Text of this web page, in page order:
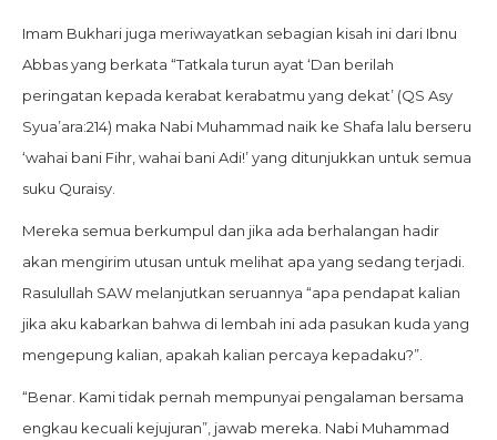
Imam Bukhari juga meriwayatkan sebagian kisah ini dari Ibnu
Abbas yang berkata “Tatkala turun ayat ‘Dan berilah
peringatan kepada kerabat kerabatmu yang dekat’ (QS Asy
Syua’ara:214) maka Nabi Muhammad naik ke Shafa lalu berseru
‘wahai bani Fihr, wahai bani Adi!’ yang ditunjukkan untuk semua
suku Quraisy.
Mereka semua berkumpul dan jika ada berhalangan hadir
akan mengirim utusan untuk melihat apa yang sedang terjadi.
Rasulullah SAW melanjutkan seruannya “apa pendapat kalian
jika aku kabarkan bahwa di lembah ini ada pasukan kuda yang
mengepung kalian, apakah kalian percaya kepadaku?”.
“Benar. Kami tidak pernah mempunyai pengalaman bersama
engkau kecuali kejujuran”, jawab mereka. Nabi Muhammad